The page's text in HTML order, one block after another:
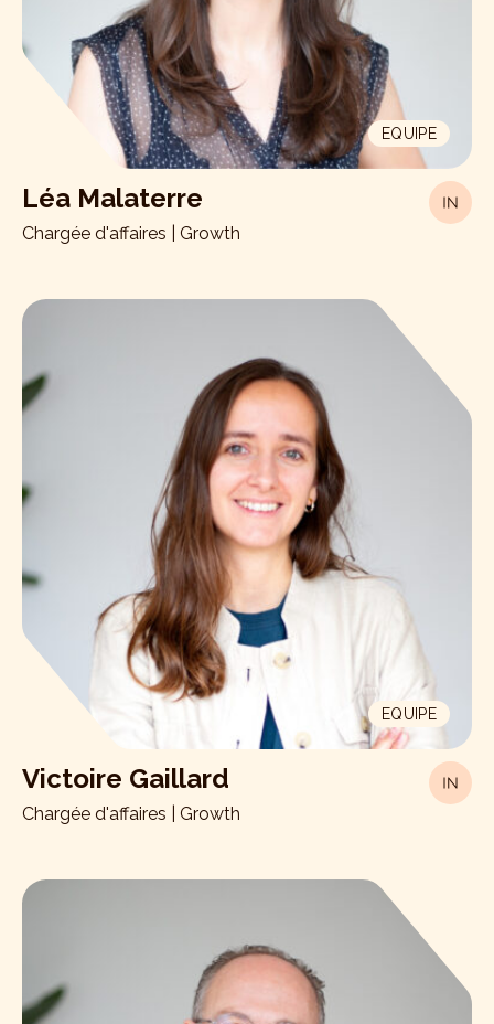
EQUIPE
Léa Malaterre
Chargée d'affaires | Growth
EQUIPE
Victoire Gaillard
Chargée d'affaires | Growth